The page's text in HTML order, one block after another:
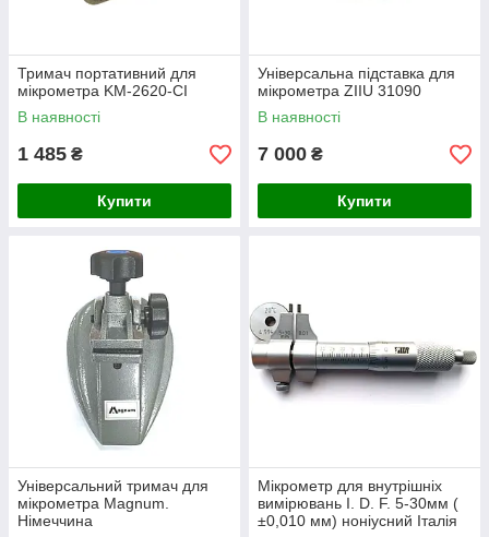
Тримач портативний для
мікрометра KM-2620-CI
В наявності
1 485 ₴
Купити
Універсальна підставка для
мікрометра ZIIU 31090
В наявності
7 000 ₴
Купити
Універсальний тримач для
мікрометра Magnum.
Німеччина
Мікрометр для внутрішніх
вимірювань I. D. F. 5-30мм (
±0,010 мм) ноніусний Італія